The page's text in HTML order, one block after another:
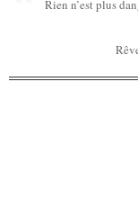
Rien n’est plus